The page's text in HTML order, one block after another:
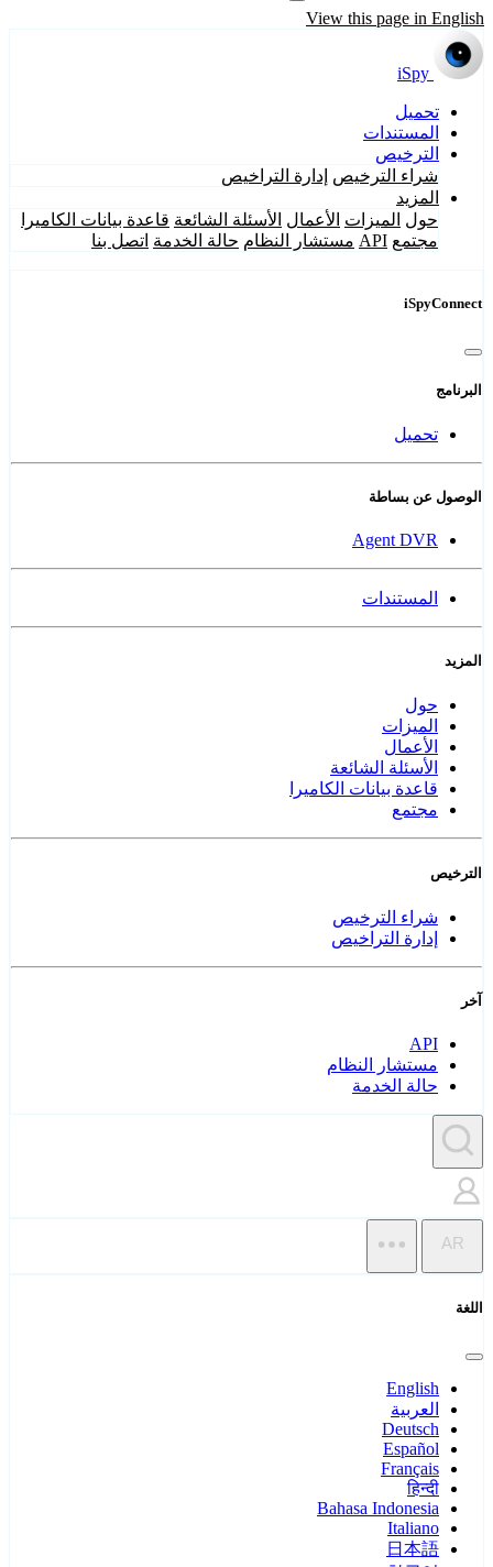
View this page in English
iSpy
تحميل
المستندات
الترخيص
شراء الترخيص إدارة التراخيص
المزيد
حول الميزات الأعمال الأسئلة الشائعة قاعدة بيانات الكاميرا
مجتمع API مستشار النظام حالة الخدمة اتصل بنا
iSpyConnect
البرنامج
تحميل
الوصول عن بساطة
Agent DVR
المستندات
المزيد
حول
الميزات
الأعمال
الأسئلة الشائعة
قاعدة بيانات الكاميرا
مجتمع
الترخيص
شراء الترخيص
إدارة التراخيص
آخر
API
مستشار النظام
حالة الخدمة
AR
اللغة
English
العربية
Deutsch
Español
Français
हिन्दी
Bahasa Indonesia
Italiano
日本語